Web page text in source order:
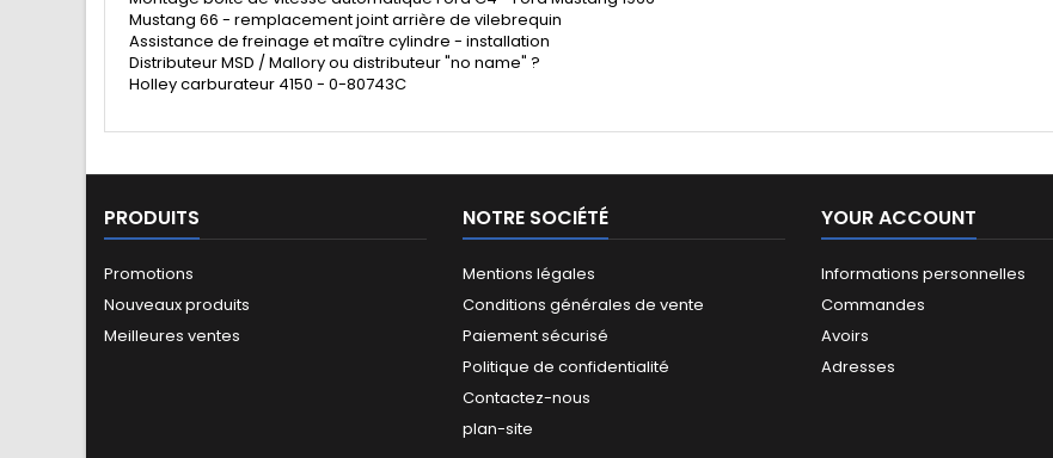
Mustang 66 - remplacement joint arrière de vilebrequin
Assistance de freinage et maître cylindre - installation
Distributeur MSD / Mallory ou distributeur "no name" ?
Holley carburateur 4150 - 0-80743C
PRODUITS
Promotions
Nouveaux produits
Meilleures ventes
NOTRE SOCIÉTÉ
Mentions légales
Conditions générales de vente
Paiement sécurisé
Politique de confidentialité
Contactez-nous
plan-site
YOUR ACCOUNT
Informations personnelles
Commandes
Avoirs
Adresses